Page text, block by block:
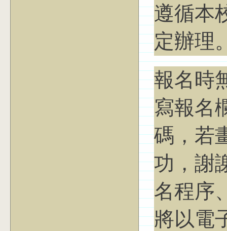
遵循本
定辦理
報名時
寫報名
碼，若
功，謝
名程序
將以電